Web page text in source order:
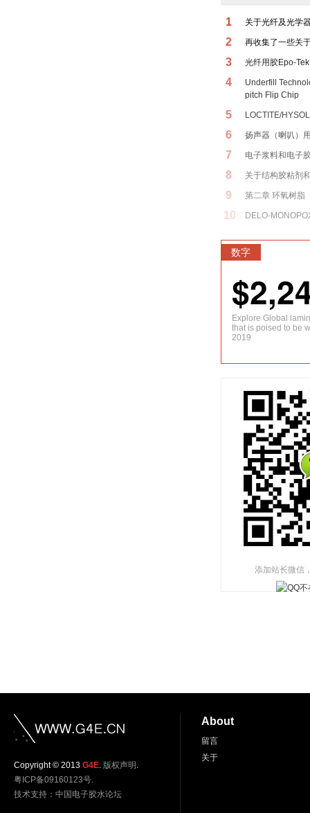
1 关于光纤及光学
2 再收集了一些关
3 光纤用胶Epo-
4
Underfill
pitch Flip Chip
5 LOCTITE/
6 扬声器（喇叭）
7 电子浆料和电子
8 关于结构胶粘剂
9 第二章 环氧树脂
10 DELO-
数字
Explore Global
that is poised to be
2019
添加站长微信
Copyright © 2013 G4E. 版权声明 .
粤ICP备09160123号.
技术支持： 中国电子胶水论坛
About
留言
关于